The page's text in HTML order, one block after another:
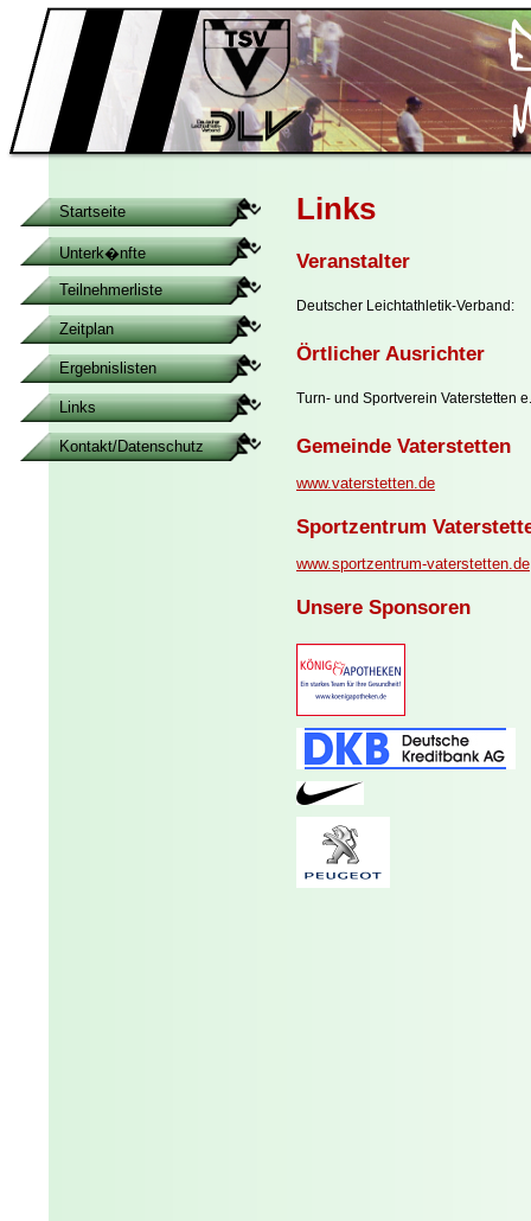
Startseite
Unterk�nfte
Teilnehmerliste
Zeitplan
Ergebnislisten
Links
Kontakt/Datenschutz
Links
Veranstalter
Deutscher Leichtathletik-Verband:
Örtlicher Ausrichter
Turn- und Sportverein Vaterstetten
Gemeinde Vaterstetten
www.vaterstetten.de
Sportzentrum
www.sportzentrum-vaterstetten.de
Unsere Sponsoren